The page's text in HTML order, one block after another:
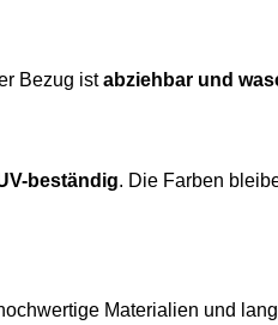
Bezug istabziehbar und
beständig. Die Farben
Materialien und